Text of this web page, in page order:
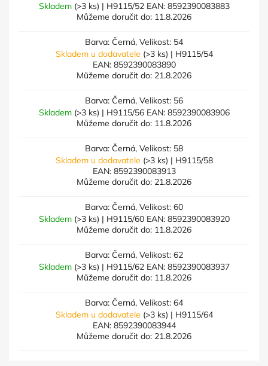
Skladem (>3 ks) | H9115/52 EAN: 8592390083883
Můžeme doručit do: 11.8.2026
Barva: Černá, Velikost: 54
Skladem u dodavatele (>3 ks) | H9115/54
EAN: 8592390083890
Můžeme doručit do: 21.8.2026
Barva: Černá, Velikost: 56
Skladem (>3 ks) | H9115/56 EAN: 8592390083906
Můžeme doručit do: 11.8.2026
Barva: Černá, Velikost: 58
Skladem u dodavatele (>3 ks) | H9115/58
EAN: 8592390083913
Můžeme doručit do: 21.8.2026
Barva: Černá, Velikost: 60
Skladem (>3 ks) | H9115/60 EAN: 8592390083920
Můžeme doručit do: 11.8.2026
Barva: Černá, Velikost: 62
Skladem (>3 ks) | H9115/62 EAN: 8592390083937
Můžeme doručit do: 11.8.2026
Barva: Černá, Velikost: 64
Skladem u dodavatele (>3 ks) | H9115/64
EAN: 8592390083944
Můžeme doručit do: 21.8.2026